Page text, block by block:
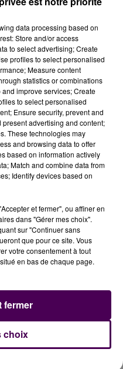
sur le site. Un
envisagé.
le centre-ville
organisé la veille,
se sont de nouveau
palais de justice de
exigé que les autorités
de la"transparence la
Plus d'une
déposées dans la
implanté aux
les résultats des
le site de la
(@Prefet76)October
data processing based on
Store and/or access
to select advertising; Create
profiles to select personalised
Measure content
statistics or combinations
improve services; Create
to select personalised
Ensure security, prevent and
advertising and content;
These technologies may
and browsing data to offer
based on information actively
Match and combine data from
Identify devices based on
et fermer", ou affiner en
dans "Gérer mes choix".
sur "Continuer sans
que pour ce site. Vous
votre consentement à tout
en bas de chaque page.
choix
fermer